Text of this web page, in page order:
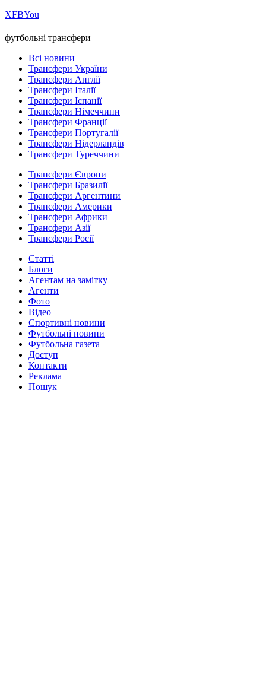
ХFBYou
футбольні трансфери
Всі новини
Трансфери України
Трансфери Англії
Трансфери Італії
Трансфери Іспанії
Трансфери Німеччини
Трансфери Франції
Трансфери Португалії
Трансфери Нідерландів
Трансфери Туреччини
Трансфери Європи
Трансфери Бразилії
Трансфери Аргентини
Трансфери Америки
Трансфери Африки
Трансфери Азії
Трансфери Росії
Статті
Блоги
Агентам на замітку
Агенти
Фото
Відео
Спортивні новини
Футбольні новини
Футбольна газета
Доступ
Контакти
Реклама
Пошук